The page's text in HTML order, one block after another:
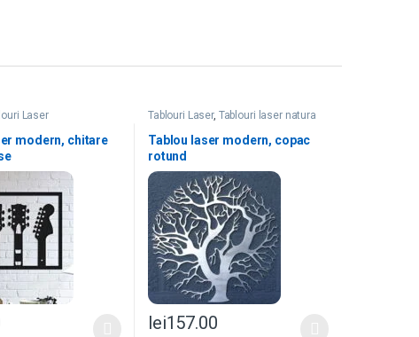
Laser
modern, chitare
Tablouri Laser, Tablouri laser natura
Tablou laser modern, copac
rotund
lei157.00